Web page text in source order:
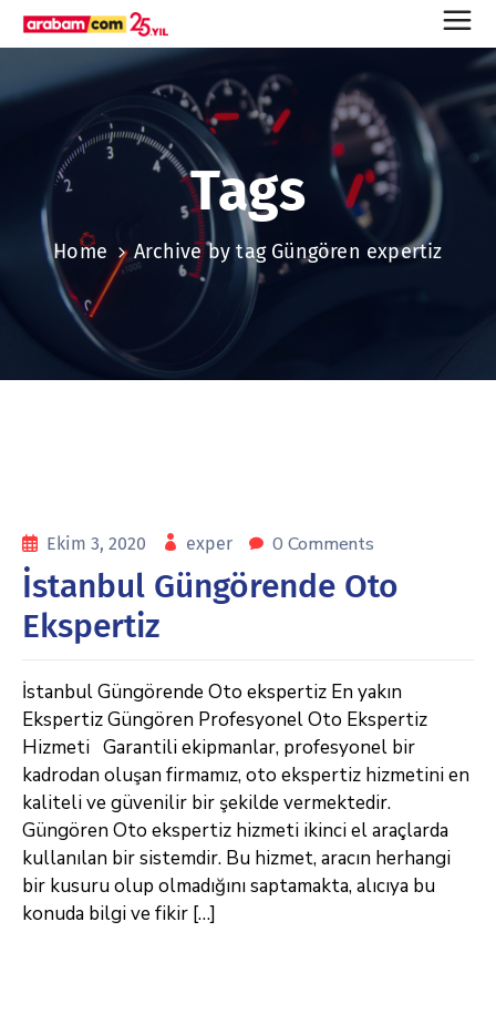
Tags
Home Archive by tag Güngören expertiz
Ekim 3, 2020 exper 0 Comments
İstanbul Güngörende Oto
Ekspertiz
İstanbul Güngörende Oto ekspertiz En yakın
Ekspertiz Güngören Profesyonel Oto Ekspertiz
Hizmeti Garantili ekipmanlar, profesyonel bir
kadrodan oluşan firmamız, oto ekspertiz hizmetini en
kaliteli ve güvenilir bir şekilde vermektedir.
Güngören Oto ekspertiz hizmeti ikinci el araçlarda
kullanılan bir sistemdir. Bu hizmet, aracın herhangi
bir kusuru olup olmadığını saptamakta, alıcıya bu
konuda bilgi ve fikir […]